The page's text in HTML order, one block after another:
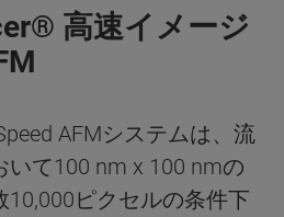
高速イメージ
AFMシステムは、流
いて100 nm x 100 nmの
ピクセルの条件下